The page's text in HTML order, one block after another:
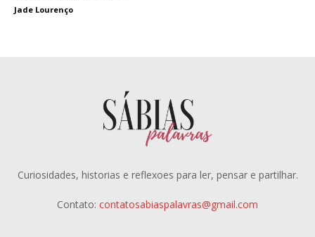
Jade Lourenço
Curiosidades, historias e reflexoes para ler, pensar e partilhar.
Contato: contatosabiaspalavras@gmail.com